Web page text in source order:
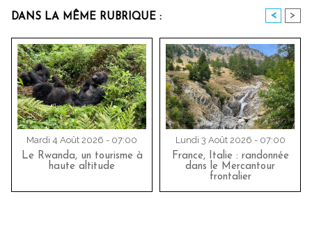
DANS LA MÊME RUBRIQUE : < >
Mardi 4 Août 2026 - 07:00
Le Rwanda, un tourisme à
haute altitude
Lundi 3 Août 2026 - 07:00
France, Italie : randonnée
dans le Mercantour
frontalier